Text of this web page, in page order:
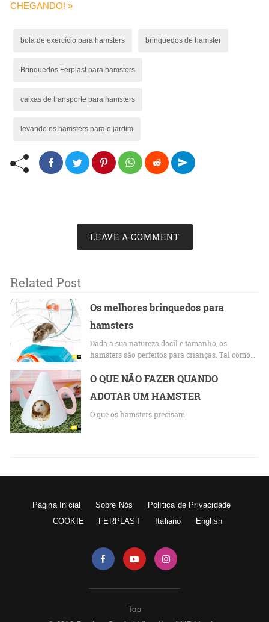
CHEGANDO! »
bola de exercício para hamsters brinquedos de hamster
Brinquedos Ferplast para hamsters
caixas de transporte para hamsters
levando os hamsters para o jardim
LEAVE A COMMENT
Related Post
Os melhores brinquedos para
hamsters
Dada a sua natureza dócil e tamanho, os
hamsters são perfeitos para crianças. Tal como…
O QUE NÃO FAZER QUANDO
ADOTAR UM HAMSTER
O que os hamsters precisam
Página Inicial Sobre Nós
Política de Privacidade
COOKIE
FERPLAST Italiano English
Top